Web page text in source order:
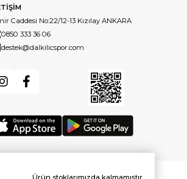
Caddesi No:22/12-13 Kızılay ANKARA
0850 333 36 06
destek@dalkilicspor.com
Ürün stoklarımızda kalmamıştır.